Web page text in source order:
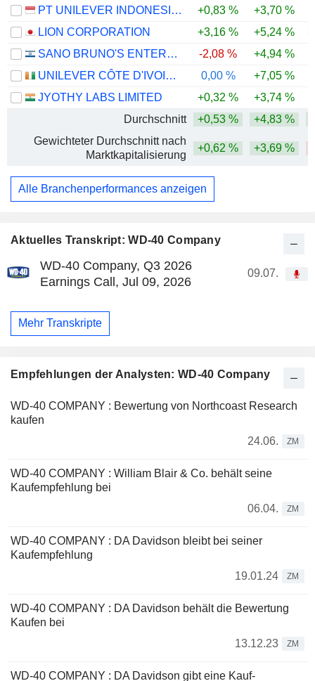
Aktuelles Transkript: WD-40 Company
WD-40 Company, Q3 2026
Earnings Call, Jul 09, 2026
09.07.
Mehr Transkripte
Empfehlungen der Analysten: WD-40 Company
WD-40 COMPANY : Bewertung von Northcoast Research
kaufen
24.06.
ZM
WD-40 COMPANY : William Blair & Co. behält seine
Kaufempfehlung bei
06.04.
ZM
WD-40 COMPANY : DA Davidson bleibt bei seiner
Kaufempfehlung
19.01.24
ZM
WD-40 COMPANY : DA Davidson behält die Bewertung
Kaufen bei
13.12.23
ZM
WD-40 COMPANY : DA Davidson gibt eine Kauf-
PT UNILEVER INDONESIA TBK
+0,83 % +3,70 %
LION CORPORATION
+3,16 % +5,24 %
SANO BRUNO'S ENTERPRISES LTD
-2,08 % +4,94 %
UNILEVER CÔTE D'IVOIRE, S.A.
0,00 % +7,05 %
JYOTHY LABS LIMITED
+0,32 % +3,74 %
Durchschnitt
+0,53 % +4,83 %
Gewichteter Durchschnitt nach
Marktkapitalisierung
+0,62 % +3,69 %
Alle Branchenperformances anzeigen